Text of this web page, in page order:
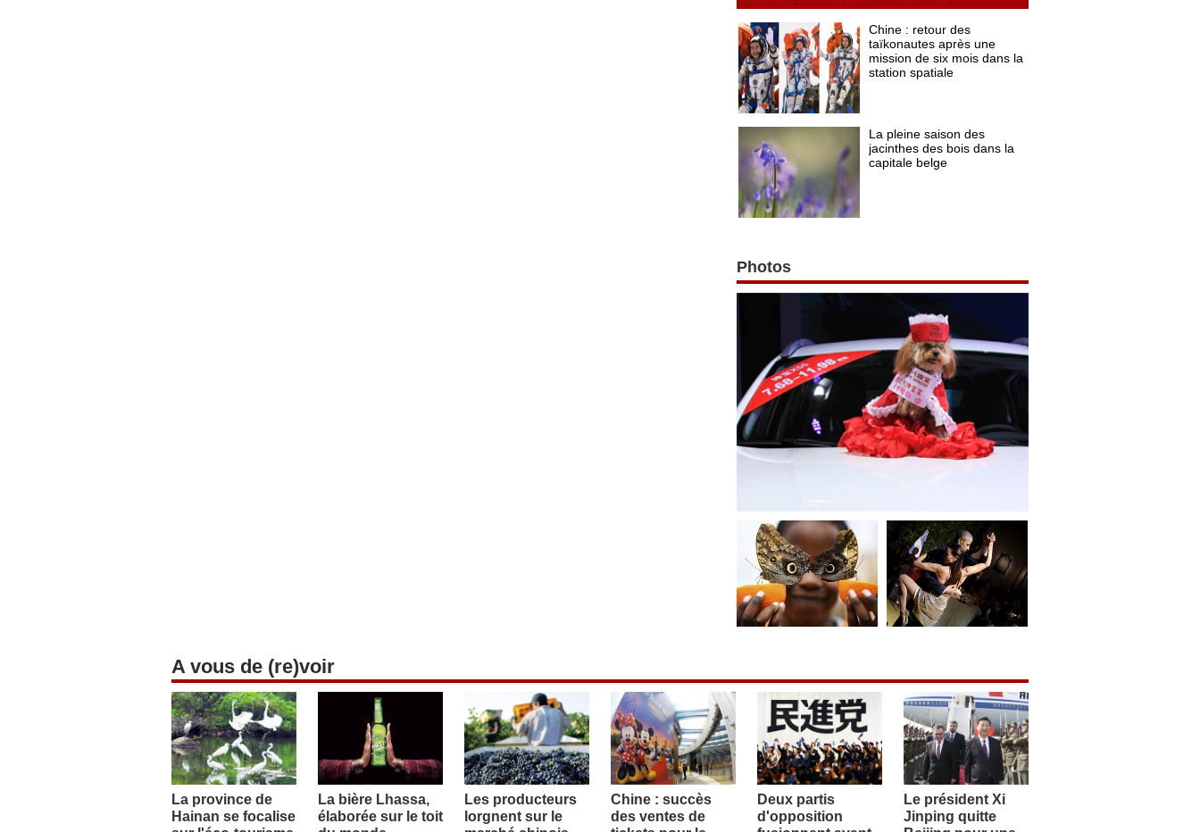
Photos
A vous de (re)voir
La province de
Hainan se focalise
La bière Lhassa,
élaborée sur le toit
Les producteurs
lorgnent sur le
Chine : succès
des ventes de
Deux partis
d'opposition
Le président Xi
Jinping quitte